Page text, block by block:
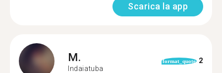
Scarica la app
M.
Indaiatuba
format_quote 2